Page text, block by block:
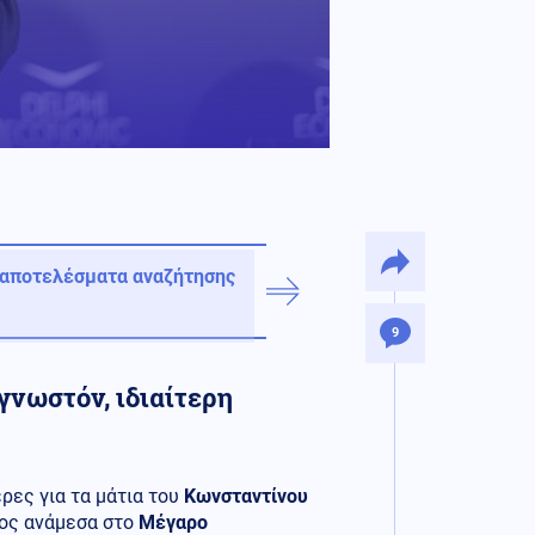
9
αναζήτησης
ιδιαίτερη
για τα μάτια του Κωνσταντίνου
ανάμεσα στο Μέγαρο